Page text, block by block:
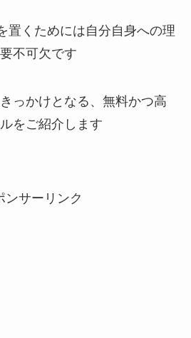
置くためには自分自身への理
不可欠です
っかけとなる、無料かつ高
をご紹介します
ンサーリンク